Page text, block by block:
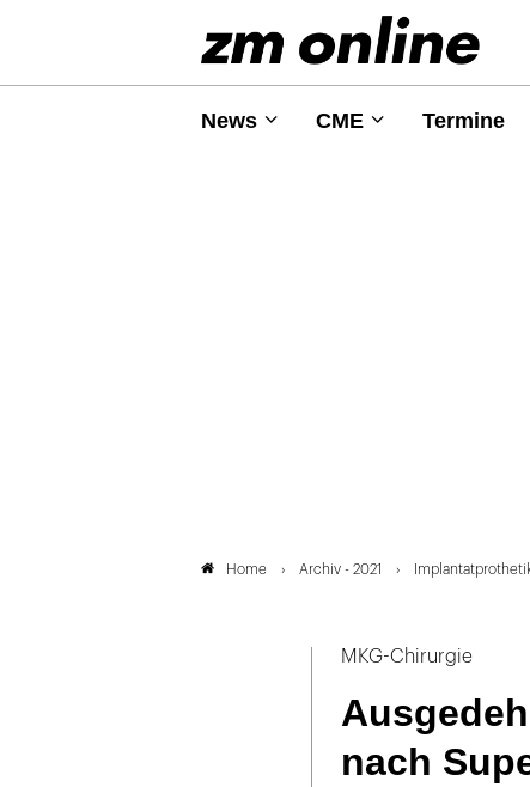
News CME Termine
Home Archiv - 2021
MKG-Chirurgie
nach